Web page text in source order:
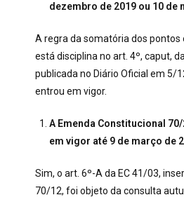
dezembro de 2019 ou 10 de
A regra da somatória dos pontos
está disciplina no art. 4º, caput,
publicada no Diário Oficial em 5/
entrou em vigor.
A Emenda Constitucional
em vigor até 9 de março de
Sim, o art. 6º-A da EC 41/03,
70/12, foi objeto da consulta